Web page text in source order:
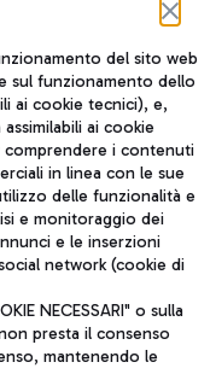
del sito web
sul funzionamento dello
ai cookie tecnici), e,
ai cookie
i contenuti
in linea con le sue
delle funzionalità e
e monitoraggio dei
e le inserzioni
network (cookie di
NECESSARI" o sulla
presta il consenso
mantenendo le